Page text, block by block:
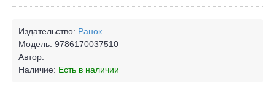
Издательство: Ранок
Модель: 9786170037510
Автор:
Наличие: Есть в наличии